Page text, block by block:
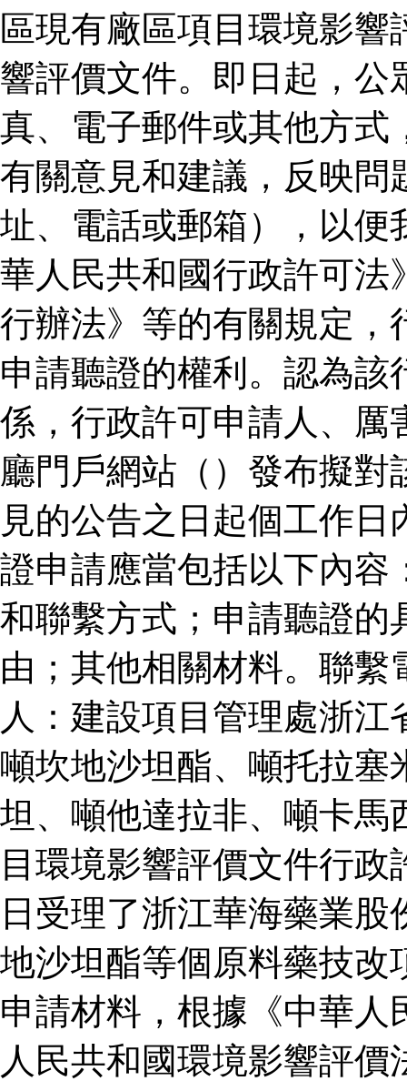
區現有廠區項目環境影
響評價文件。即日起，公
真、電子郵件或其他方式
有關意見和建議，反映問
址、電話或郵箱），以便
華人民共和國行政許可法
行辦法》等的有關規定，
申請聽證的權利。認為
係，行政許可申請人、厲
廳門戶網站（）發布擬
見的公告之日起個工作
證申請應當包括以下內容
和聯繫方式；申請聽證的
由；其他相關材料。聯
人：建設項目管理處浙
噸坎地沙坦酯、噸托拉塞
坦、噸他達拉非、噸卡馬
目環境影響評價文件行
日受理了浙江華海藥業
地沙坦酯等個原料藥技改
申請材料，根據《中華
人民共和國環境影響評